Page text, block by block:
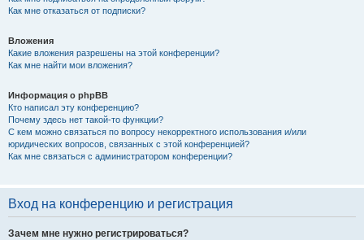
Как мне отказаться от подписки?
Вложения
Какие вложения разрешены на этой конференции?
Как мне найти мои вложения?
Информация о phpBB
Кто написал эту конференцию?
Почему здесь нет такой-то функции?
С кем можно связаться по вопросу некорректного использования и/или
юридических вопросов, связанных с этой конференцией?
Как мне связаться с администратором конференции?
Вход на конференцию и регистрация
Зачем мне нужно регистрироваться?